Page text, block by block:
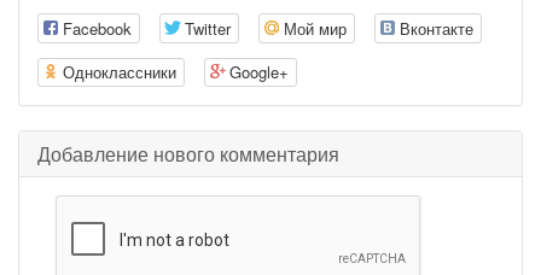
Facebook Twitter Мой мир
Вконтакте
Одноклассники
Google+
Добавление нового комментария